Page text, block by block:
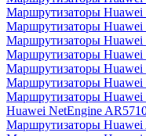
Маршрутизаторы Huawei
Маршрутизаторы Huawei
Маршрутизаторы Huawei
Маршрутизаторы Huawei
Маршрутизаторы Huawei
Маршрутизаторы Huawei
Маршрутизаторы Huawei
Huawei NetEngine
Маршрутизаторы Huawei